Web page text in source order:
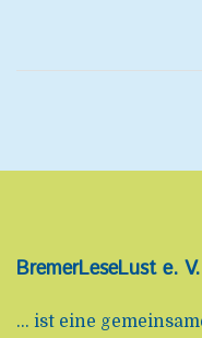
BremerLeseLust e. V.
... ist eine